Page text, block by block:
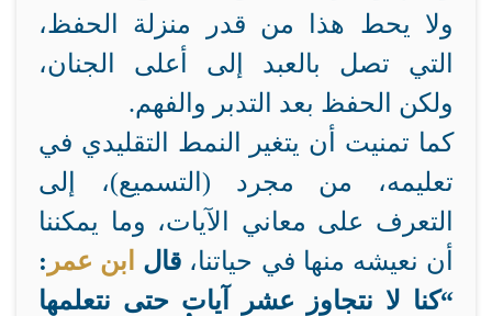
ولا يحط هذا من قدر منزلة الحفظ،
التي تصل بالعبد إلى أعلى الجنان،
ولكن الحفظ بعد التدبر والفهم.
كما تمنيت أن يتغير النمط التقليدي في
تعليمه، من مجرد (التسميع)، إلى
التعرف على معاني الآيات، وما يمكننا
أن نعيشه منها في حياتنا، قال ابن عمر :
“كنا لا نتجاوز عشر آيات حتى نتعلمها